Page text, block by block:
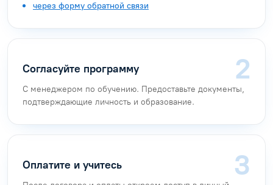
через форму обратной связи
Согласуйте программу
С менеджером по обучению. Предоставьте документы,
подтверждающие личность и образование.
Оплатите и учитесь